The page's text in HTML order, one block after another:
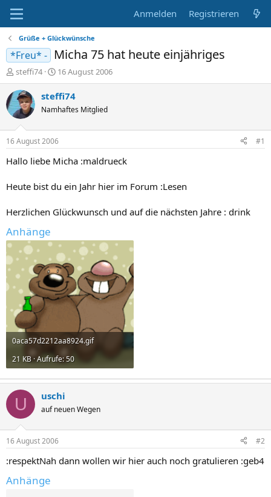
Anmelden Registrieren
Grüße + Glückwünsche
*Freu* - Micha 75 hat heute einjähriges
E
r
s
t
e
e
r
steffi74
E
r
s
t
e
l
t
a
16 August 2006
steffi74
Namhaftes Mitglied
16 August 2006 #1
Hallo liebe Micha :maldrueck
Heute bist du ein Jahr hier im Forum :Lesen
Herzlichen Glückwunsch und auf die nächsten Jahre : drink
Anhänge
0aca57d2212aa8924.gif
21 KB · Aufrufe: 50
U uschi
auf neuen Wegen
16 August 2006 #2
:respektNah dann wollen wir hier auch noch gratulieren :geb4
Anhänge